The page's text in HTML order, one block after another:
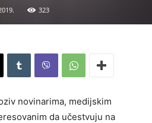
323
novinarima, medijskim
da učestvuju na